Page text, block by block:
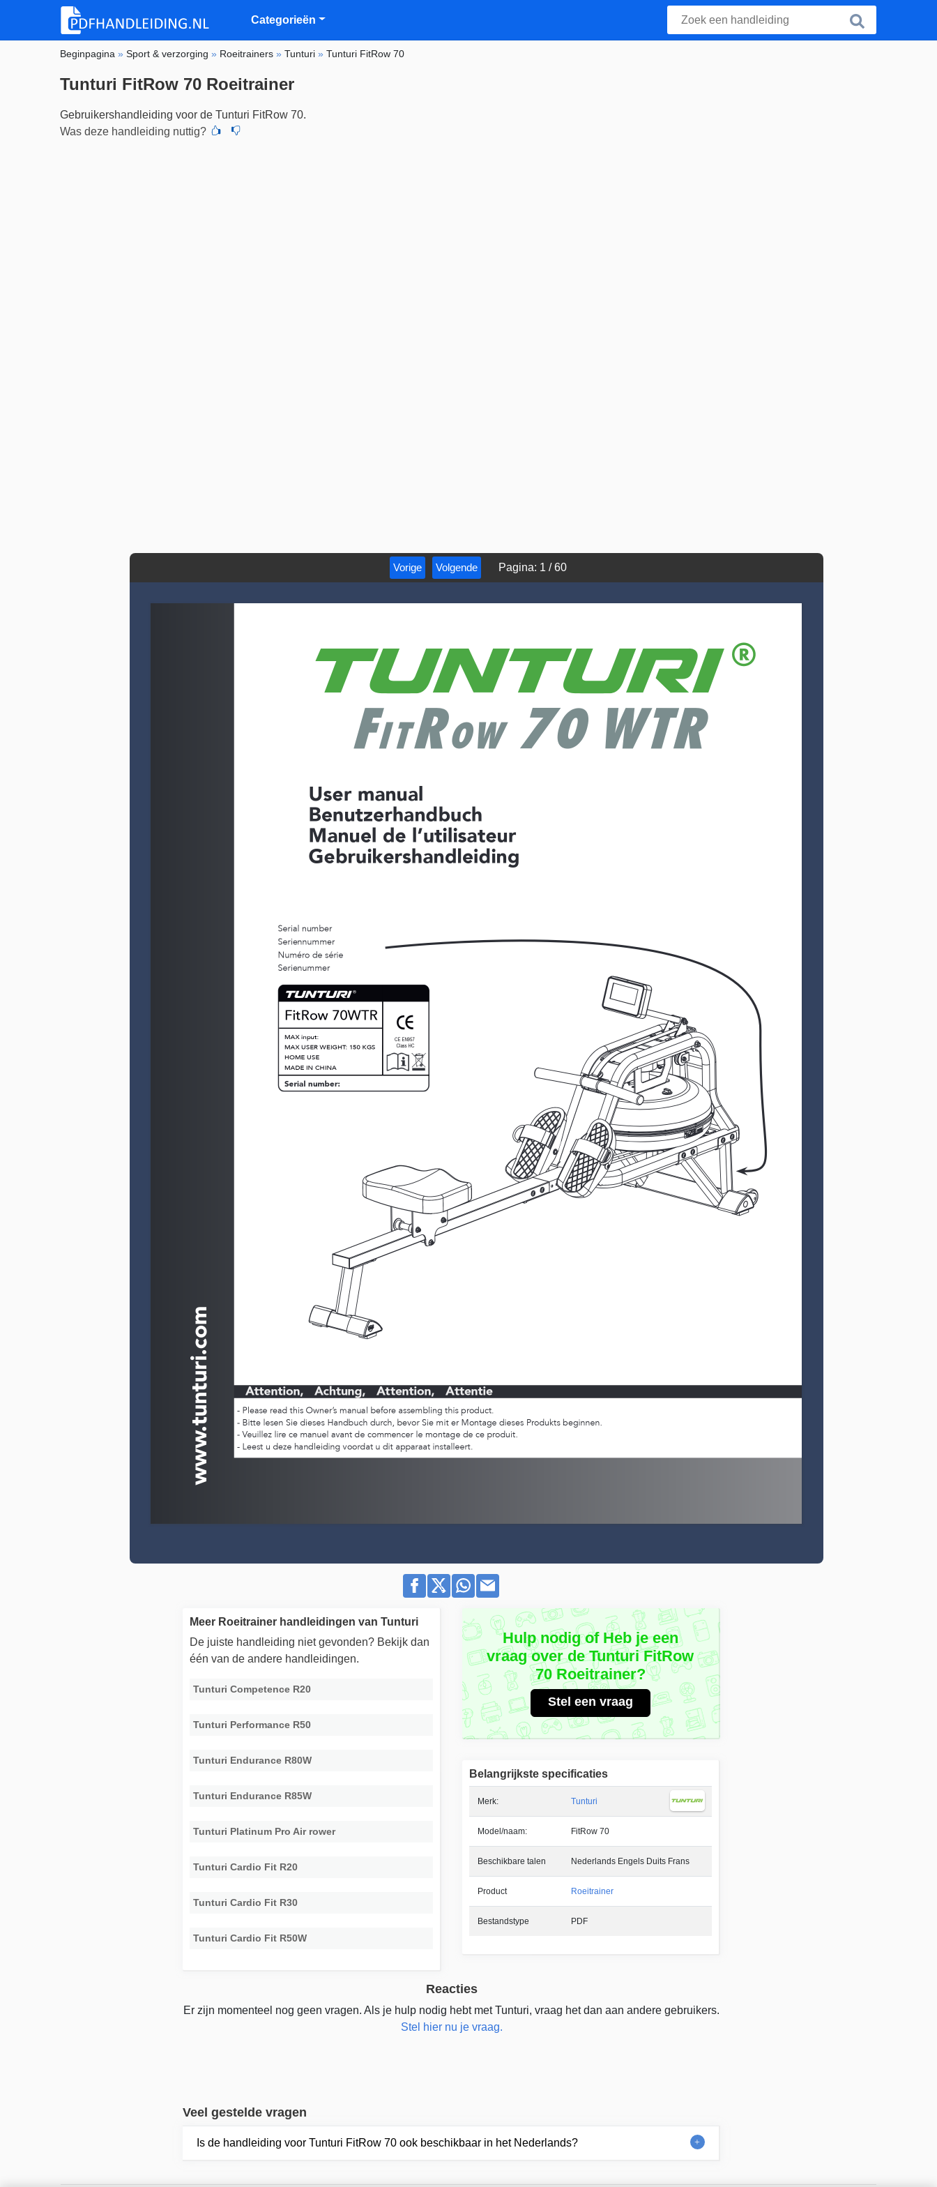
Categorieën
Beginpagina »Sport & verzorging » Roeitrainers »Tunturi »Tunturi FitRow 70
Tunturi FitRow 70 Roeitrainer
Gebruikershandleiding voor de Tunturi FitRow 70.
Was deze handleiding nuttig?
Vorige Volgende Pagina: 1 /60
Hulp nodig of Heb je een
vraag over de Tunturi FitRow
70 Roeitrainer?
Stel een vraag
Belangrijkste specificaties
Merk: Tunturi
Model/naam: FitRow 70
Beschikbare talen Nederlands Engels Duits Frans
Product Roeitrainer
Bestandstype PDF
Meer Roeitrainer handleidingen van Tunturi
De juiste handleiding niet gevonden? Bekijk dan
één van de andere handleidingen.
Tunturi Competence R20
Tunturi Performance R50
Tunturi Endurance R80W
Tunturi Endurance R85W
Tunturi Platinum Pro Air rower
Tunturi Cardio Fit R20
Tunturi Cardio Fit R30
Tunturi Cardio Fit R50W
Reacties
Er zijn momenteel nog geen vragen. Als je hulp nodig hebt met Tunturi, vraag het dan aan andere gebruikers.
Stel hier nu je vraag.
Veel gestelde vragen
Is de handleiding voor Tunturi FitRow 70 ook beschikbaar in het Nederlands?